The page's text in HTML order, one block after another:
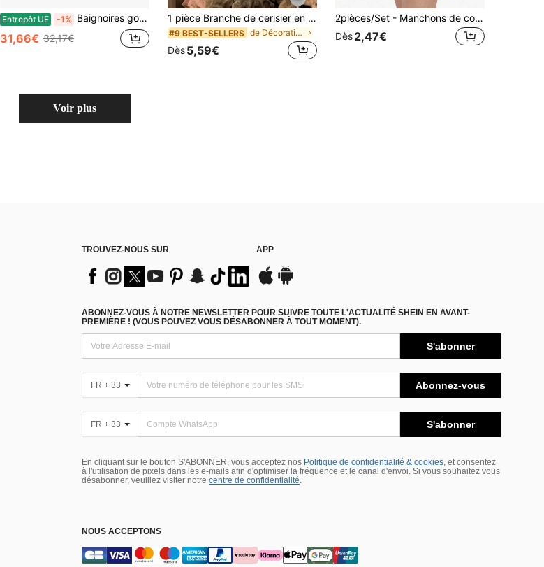
Entrepôt UE -1% Baignoires gonflables et portables
31,66€ 32,17€
1 pièce Branche de cerisier en fleurs avec lumière LED, alimentée par USB avec 8 modes de clignotement, souple et pliable, convient pour l'intérieur/extérieur, décoration murale du salon/chambre à coucher, décoration de mariage, ambiance de fête, cadeau pour la Saint-Valentin/anniversaire/remise des diplômes
#9 BEST-SELLERS de Décorations pour enseignants pour la rentrée sc
Dès5,59€
2pièces/Set - Manchons de compression pour les cuisses & sangles | Convient pour la course & les sports | Manchons pour les cuisses | Support de compression élastique pour les cuisses unisexe, adhérence antidérapante
Dès2,47€
Voir plus
TROUVEZ-NOUS SUR APP
ABONNEZ-VOUS À NOTRE NEWSLETTER POUR SUIVRE TOUTE L'ACTUALITÉ SHEIN EN AVANT-
PREMIÈRE ! (VOUS POUVEZ VOUS DÉSABONNER À TOUT MOMENT).
S'abonner
FR + 33 Abonnez-vous
FR + 33 S'abonner
En cliquant sur le bouton S'ABONNER, vous acceptez nos Politique de confidentialité & cookies, et consentez
à l'utilisation de pixels dans les e-mails afin d'optimiser la fréquence et le canal d'envoi. Si vous souhaitez vous
désabonner, veuillez visiter notre centre de confidentialité.
NOUS ACCEPTONS